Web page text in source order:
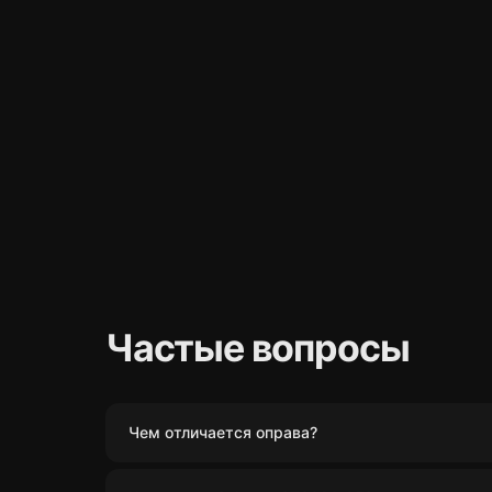
Частые вопросы
Чем отличается оправа?